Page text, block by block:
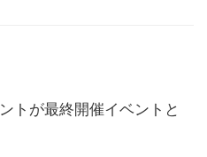
トが最終開催イベントと